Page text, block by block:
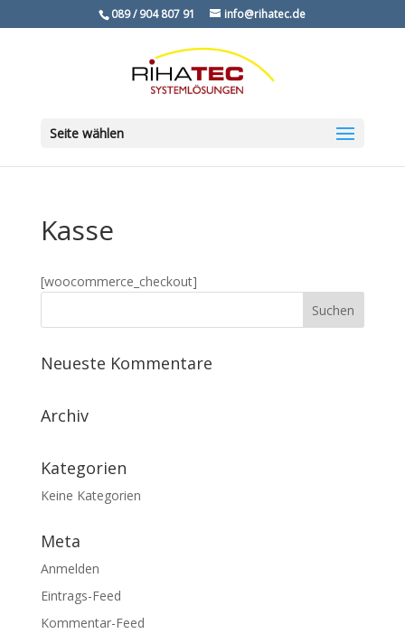
089 / 904 807 91 info@rihatec.de
Seite wählen
Kasse
[woocommerce_checkout]
Neueste Kommentare
Archiv
Kategorien
Keine Kategorien
Meta
Anmelden
Eintrags-Feed
Kommentar-Feed